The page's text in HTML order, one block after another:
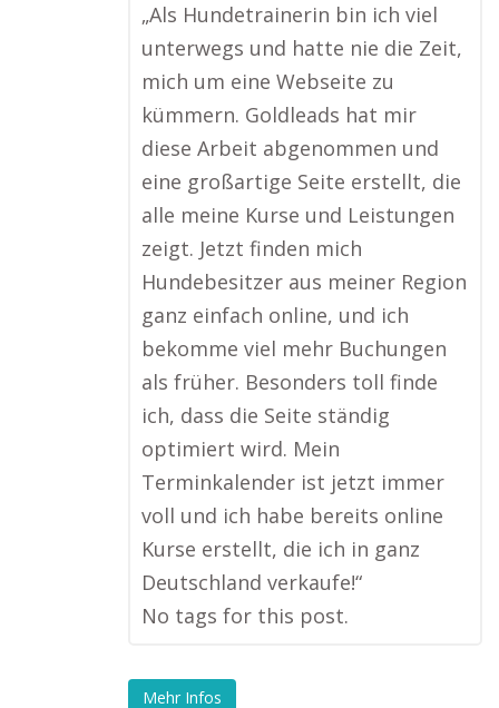
„Als Hundetrainerin bin ich viel
unterwegs und hatte nie die Zeit,
mich um eine Webseite zu
kümmern. Goldleads hat mir
diese Arbeit abgenommen und
eine großartige Seite erstellt, die
alle meine Kurse und Leistungen
zeigt. Jetzt finden mich
Hundebesitzer aus meiner Region
ganz einfach online, und ich
bekomme viel mehr Buchungen
als früher. Besonders toll finde
ich, dass die Seite ständig
optimiert wird. Mein
Terminkalender ist jetzt immer
voll und ich habe bereits online
Kurse erstellt, die ich in ganz
Deutschland verkaufe!“
No tags for this post.
Mehr Infos